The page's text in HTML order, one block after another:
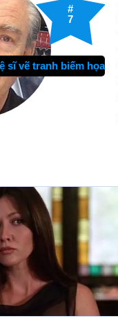
#
7
sĩ vẽ tranh biếm họa